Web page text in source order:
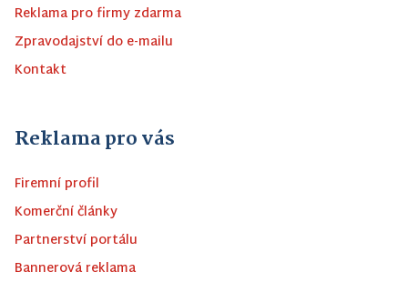
Reklama pro firmy zdarma
Zpravodajství do e-mailu
Kontakt
Reklama pro vás
Firemní profil
Komerční články
Partnerství portálu
Bannerová reklama